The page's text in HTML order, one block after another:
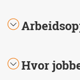
Hvor